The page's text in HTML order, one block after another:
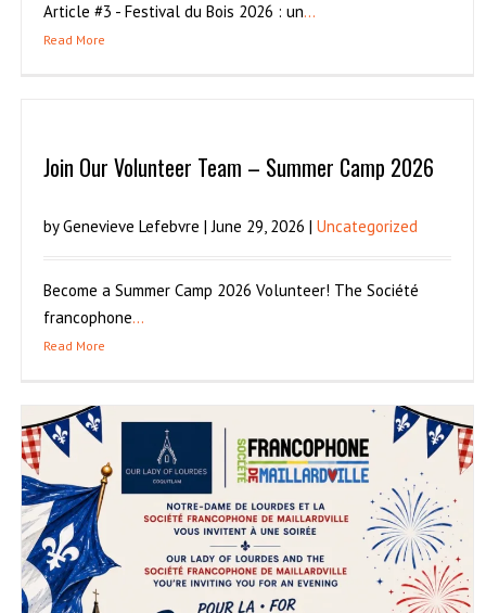
Article #3 - Festival du Bois 2026 : un...
Read More
Join Our Volunteer Team – Summer Camp 2026
by Genevieve Lefebvre | June 29, 2026 |Uncategorized
Become a Summer Camp 2026 Volunteer! The Société
francophone...
Read More